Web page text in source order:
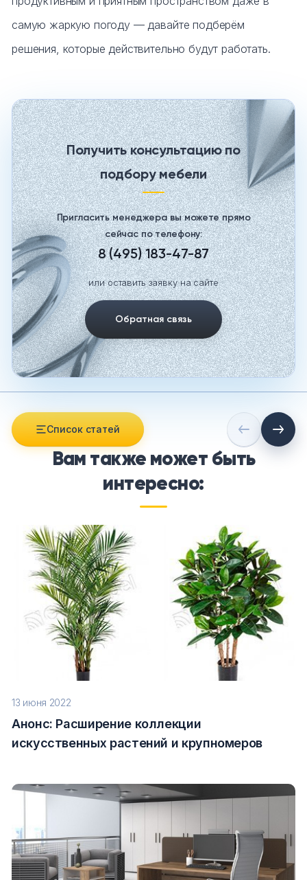
самую жаркую погоду — давайте подберём
решения, которые действительно будут работать.
Получить консультацию по
подбору мебели
Пригласить менеджера вы можете прямо
сейчас по телефону:
8 (495) 183-47-87
или оставить заявку на сайте
Обратная связь
Список статей
Вам также может быть
интересно:
13 июня 2022
Анонс: Расширение коллекции
искусственных растений и крупномеров